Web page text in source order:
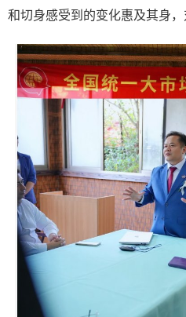
和切身感受到的变化惠及其身，